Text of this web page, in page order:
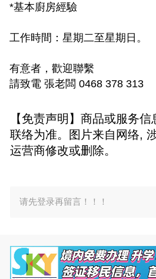
*基本廚房經驗
工作時間：星期二至星期日。
有意者，歡迎聯繫
請致電 張老闆 0468 378 313
【免责声明】商品或服务
联络为准。图片来自网络,
运营商修改或删除。
请先登录再留言！！！